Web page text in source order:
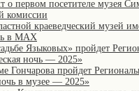
о первом посетителе музея
комиссии
краеведческий музей
в MAX
Языковых» пройдет
ночь — 2025»
Гончарова пройдет
в музее — 2025»